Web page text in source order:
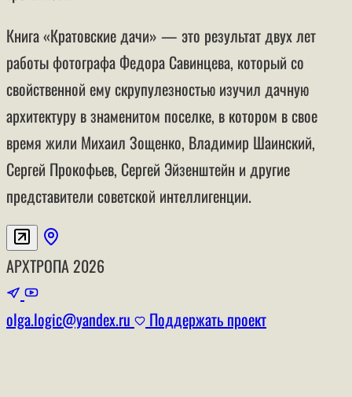
Книга «Кратовские дачи» — это результат двух лет
работы фотографа Федора Савинцева, который со
свойственной ему скрупулезностью изучил дачную
архитектуру в знаменитом поселке, в котором в свое
время жили Михаил Зощенко, Владимир Шаинский,
Сергей Прокофьев, Сергей Эйзенштейн и другие
представители советской интеллигенции.
АРХТРОПА 2026
olga.logic@yandex.ru Поддержать проект